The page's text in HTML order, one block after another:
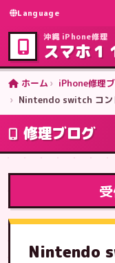
Language
沖縄 iPhone修理
スマホ１
ホーム
iPhone修理
Nintendo switch コン
修理ブログ
Nintendo